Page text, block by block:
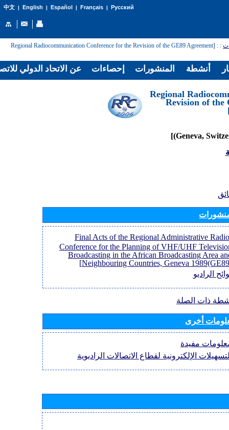
中文| English | Español | Français| Русский
:
: [Regional Radiocommunication Conference for the Revision of the GE89 Agreement
[Regional
Revision of the
[Final Acts of the Regional Administrative Radio
Conference for the Planning of VHF/UHF
Broadcasting in the African Broadcasting Area
Neighbouring Countries, Geneva
الراديو
ذات الصلة
أخرى
مفيدة
الإلكترونية لقطاع الاتصالات الراديوية
عن الاتحاد الدولي إحصاءات المنشورات أنشطة